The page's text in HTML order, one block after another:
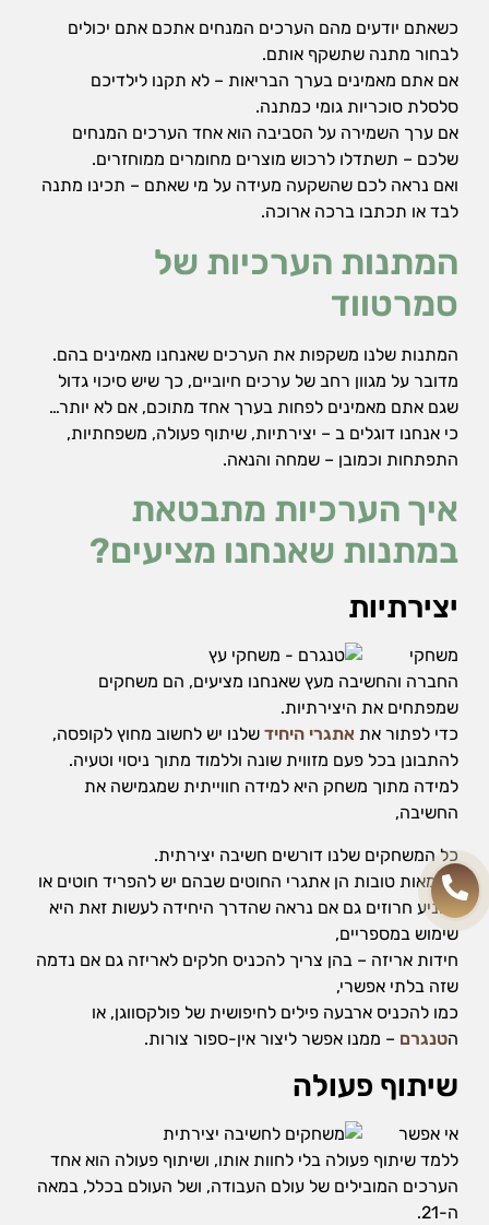
כשאתם יודעים מהם הערכים המנחים אתכם אתם יכולים
לבחור מתנה שתשקף אותם.
אם אתם מאמינים בערך הבריאות – לא תקנו לילדיכם
סלסלת סוכריות גומי כמתנה.
אם ערך השמירה על הסביבה הוא אחד הערכים המנחים
שלכם – תשתדלו לרכוש מוצרים מחומרים ממוחזרים.
ואם נראה לכם שהשקעה מעידה על מי שאתם – תכינו מתנה
לבד או תכתבו ברכה ארוכה.
המתנות הערכיות של
סמרטווד
המתנות שלנו משקפות את הערכים שאנחנו מאמינים בהם.
מדובר על מגוון רחב של ערכים חיוביים, כך שיש סיכוי גדול
שגם אתם מאמינים לפחות בערך אחד מתוכם, אם לא יותר…
כי אנחנו דוגלים ב – יצירתיות, שיתוף פעולה, משפחתיות,
התפתחות וכמובן – שמחה והנאה.
איך הערכיות מתבטאת
במתנות שאנחנו מציעים?
יצירתיות
משחקי
החברה והחשיבה מעץ שאנחנו מציעים, הם משחקים
שמפתחים את היצירתיות.
כדי לפתור את אתגרי היחידשלנו יש לחשוב מחוץ לקופסה,
להתבונן בכל פעם מזווית שונה וללמוד מתוך ניסוי וטעיה.
למידה מתוך משחק היא למידה חווייתית שמגמישה את
החשיבה,
כל המשחקים שלנו דורשים חשיבה יצירתית.
דוגמאות טובות הן אתגרי החוטים שבהם יש להפריד חוטים או
להניע חרוזים גם אם נראה שהדרך היחידה לעשות זאת היא
שימוש במספריים,
חידות אריזה – בהן צריך להכניס חלקים לאריזה גם אם נדמה
שזה בלתי אפשרי,
כמו להכניס ארבעה פילים לחיפושית של פולקסווגן, או
הטנגרם – ממנו אפשר ליצור אין-ספור צורות.
שיתוף פעולה
אי אפשר
ללמד שיתוף פעולה בלי לחוות אותו, ושיתוף פעולה הוא אחד
הערכים המובילים של עולם העבודה, ושל העולם בכלל, במאה
ה-21.